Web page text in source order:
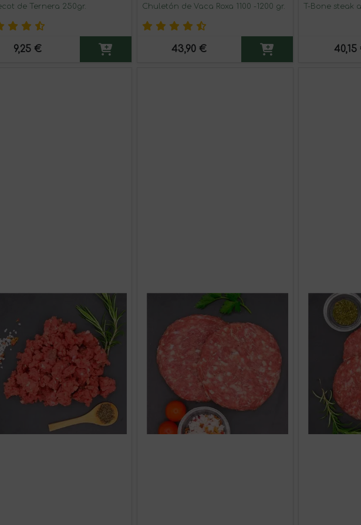
de Ternera 250gr.
9,25 €
Chuletón de Vaca Roxa 1100 -1200 gr.
43,90 €
T-Bone steak
40,15